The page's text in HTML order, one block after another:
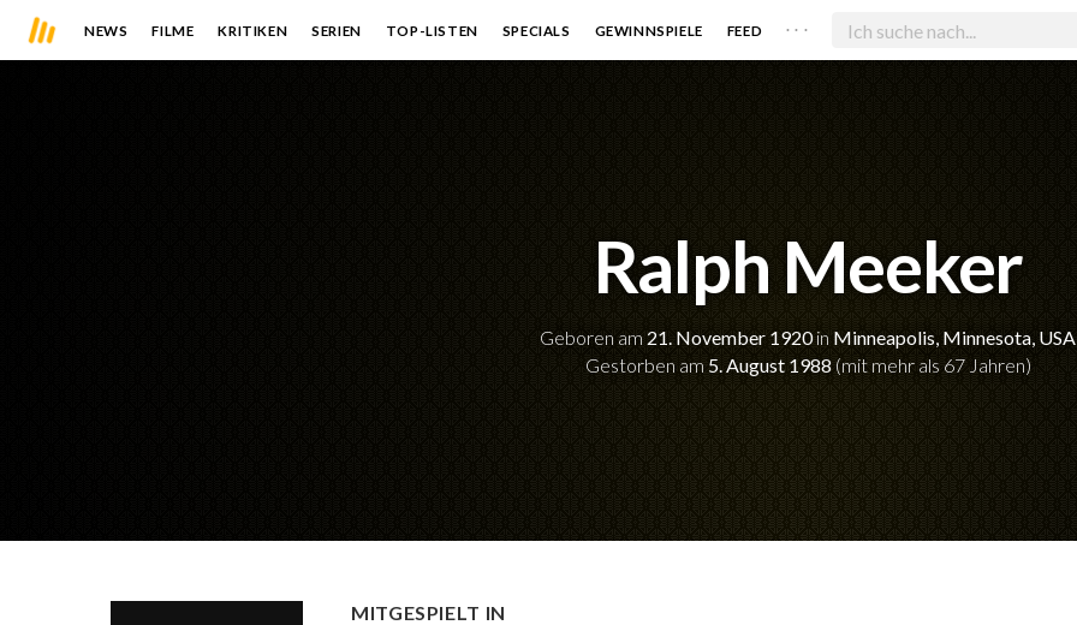
NEWS FILME KRITIKEN SERIEN TOP-LISTEN SPECIALS GEWINNSPIELE FEED . . .
Ralph Meeker
Geboren am 21. November 1920in Minneapolis, Minnesota, USA
Gestorben am 5. August 1988(mit mehr als 67 Jahren)
MITGESPIELT IN